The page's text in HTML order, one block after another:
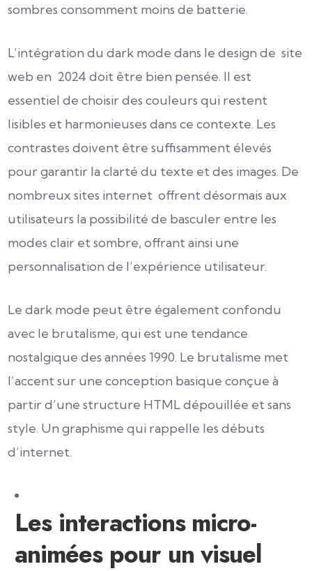
sombres consomment moins de batterie.
L’intégration du dark mode dans le design de site
web en 2024 doit être bien pensée. Il est
essentiel de choisir des couleurs qui restent
lisibles et harmonieuses dans ce contexte. Les
contrastes doivent être suffisamment élevés
pour garantir la clarté du texte et des images. De
nombreux sites internet offrent désormais aux
utilisateurs la possibilité de basculer entre les
modes clair et sombre, offrant ainsi une
personnalisation de l’expérience utilisateur.
Le dark mode peut être également confondu
avec le brutalisme, qui est une tendance
nostalgique des années 1990. Le brutalisme met
l’accent sur une conception basique conçue à
partir d’une structure HTML dépouillée et sans
style. Un graphisme qui rappelle les débuts
d’internet.
Les interactions micro-
animées pour un visuel